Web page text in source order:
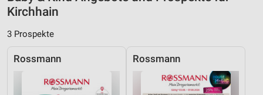
Kirchhain
3 Prospekte
Rossmann Rossmann
Nicht-IAB-Verarbeitungszwecke:
Werbung